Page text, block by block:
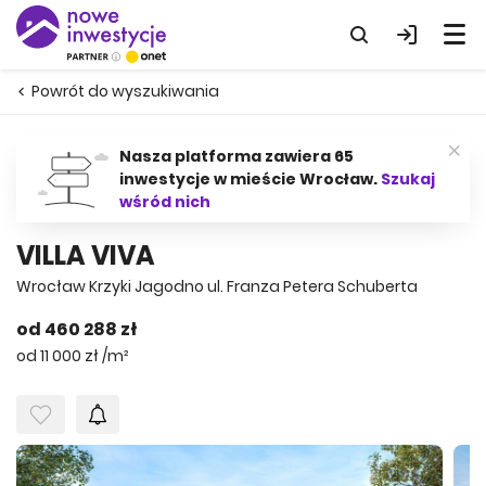
Powrót do wyszukiwania
Nasza platforma zawiera 65
inwestycje w mieście Wrocław. Szukaj
wśród nich
VILLA VIVA
Wrocław Krzyki Jagodno ul. Franza Petera Schuberta
od 460 288 zł
od 11 000 zł /m²